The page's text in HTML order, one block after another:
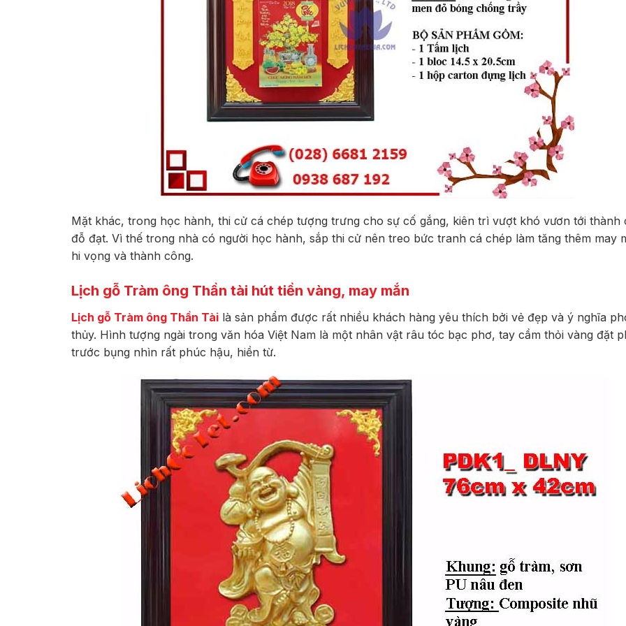
Mặt khác, trong học hành, thi cử cá chép tượng trưng cho sự cố gắng, kiên trì vượt khó vươn tới thành
đỗ đạt. Vì thế trong nhà có người học hành, sắp thi cử nên treo bức tranh cá chép làm tăng thêm may
hi vọng và thành công.
Lịch gỗ Tràm ông Thần tài hút tiền vàng, may mắn
Lịch gỗ Tràm ông Thần Tài là sản phẩm được rất nhiều khách hàng yêu thích bởi vẻ đẹp và ý nghĩa
thủy. Hình tượng ngài trong văn hóa Việt Nam là một nhân vật râu tóc bạc phơ, tay cầm thỏi vàng đặt
trước bụng nhìn rất phúc hậu, hiền từ.